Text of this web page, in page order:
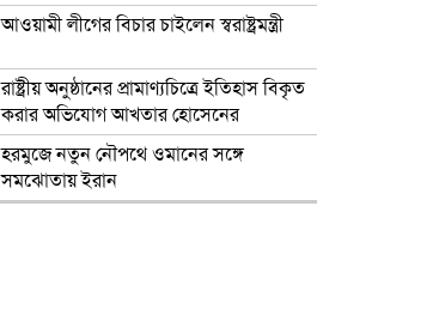
আওয়ামী লীগের বিচার চাইলেন স্বরাষ্ট্রমন্ত্রী
রাষ্ট্রীয় অনুষ্ঠানের প্রামাণ্যচিত্রে ইতিহাস বিকৃত
করার অভিযোগ আখতার হোসেনের
হরমুজে নতুন নৌপথে ওমানের সঙ্গে
সমঝোতায় ইরান